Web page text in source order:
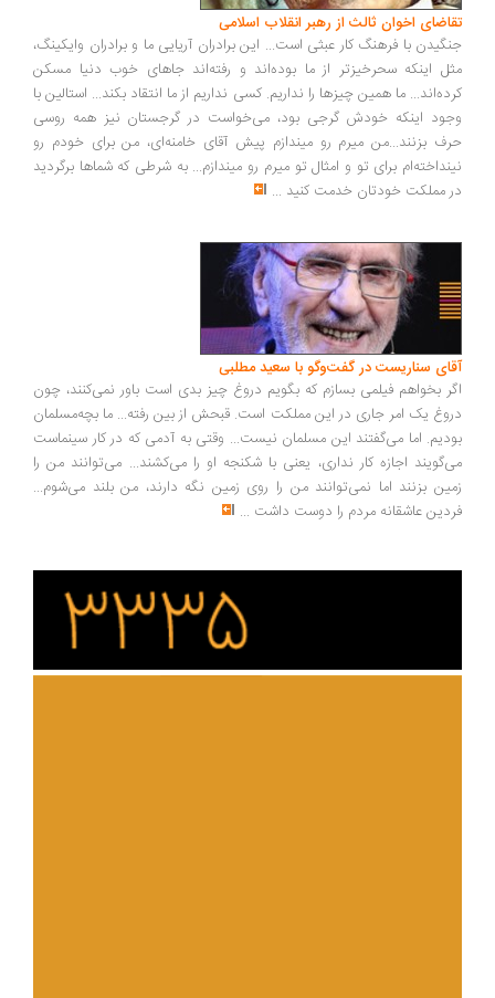
اخوان ثالث از رهبر انقلاب اسلامی
با فرهنگ کار عبثی است... این برادران آریایی ما و برادران وایکینگ،
اینکه سحرخیزتر از ما بوده‌اند و رفته‌اند جاهای خوب دنیا مسکن
ما همین چیزها را نداریم. کسی نداریم از ما انتقاد بکند... استالین با
اینکه خودش گرجی بود، می‌خواست در گرجستان نیز همه روسی
بزنند...من میرم رو میندازم پیش آقای خامنه‌ای، من برای خودم رو
برای تو و امثال تو میرم رو میندازم... به شرطی که شماها برگردید
مملکت خودتان خدمت کنید...
سناریست در گفت‌وگو با سعید مطلبی
بخواهم فیلمی بسازم که بگویم دروغ چیز بدی است باور نمی‌کنند، چون
یک امر جاری در این مملکت است. قبحش از بین رفته... ما بچه‌مسلمان
اما می‌گفتند این مسلمان نیست... وقتی به آدمی که در کار سینماست
اجازه کار نداری، یعنی با شکنجه او را می‌کشند... می‌توانند من را
بزنند اما نمی‌توانند من را روی زمین نگه دارند، من بلند می‌شوم...
عاشقانه مردم را دوست داشت ...